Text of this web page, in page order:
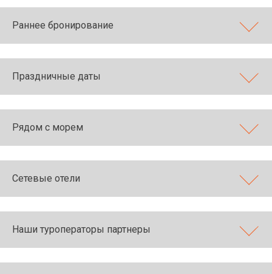
Раннее бронирование
Праздничные даты
Рядом с морем
Сетевые отели
Наши туроператоры партнеры